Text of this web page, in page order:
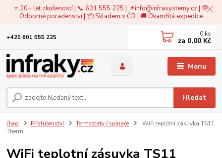
⭐ 20+ let zkušeností | 📞 601 555 225 | 📌info@infrasystemy.cz| 💬
Odborné poradenství | 📦 Skladem v ČR | 🚚 Okamžitá expedice
Menu
Hledat
+420 601 555 225 0 ks
za 0,00 Kč
Úvod Příslušenství Termostaty / spínače
WiFi teplotní zásuvka TS11
Therm
WiFi teplotní zásuvka TS11